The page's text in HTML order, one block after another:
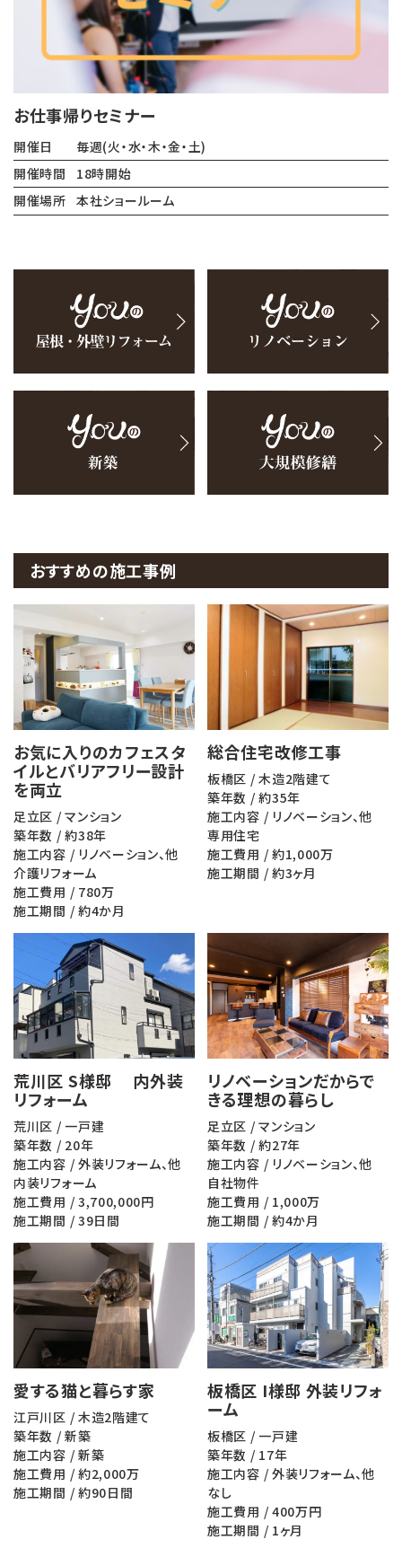
お仕事帰りセミナー
開催日
毎週(火・水・木・金・土)
開催時間
18時開始
開催場所 本社ショールーム
おすすめの施工事例
お気に入りのカフェスタ
イルとバリアフリー設計
を両立
足立区 / マンション
築年数 / 約38年
施工内容 / リノベーション、他
介護リフォーム
施工費用 / 780万
施工期間 / 約4か月
総合住宅改修工事
板橋区 / 木造2階建て
築年数 / 約35年
施工内容 / リノベーション、他
専用住宅
施工費用 / 約1,000万
施工期間 / 約3ヶ月
荒川区 S様邸 内外装
リフォーム
荒川区 / 一戸建
築年数 / 20年
施工内容 / 外装リフォーム、他
内装リフォーム
施工費用 / 3,700,000円
施工期間 / 39日間
リノベーションだからで
きる理想の暮らし
足立区 / マンション
築年数 / 約27年
施工内容 / リノベーション、他
自社物件
施工費用 / 1,000万
施工期間 / 約4か月
愛する猫と暮らす家
江戸川区 / 木造2階建て
築年数 / 新築
施工内容 / 新築
施工費用 / 約2,000万
施工期間 / 約90日間
板橋区 I様邸 外装リフォ
ーム
板橋区 / 一戸建
築年数 / 17年
施工内容 / 外装リフォーム、他
なし
施工費用 / 400万円
施工期間 / 1ヶ月